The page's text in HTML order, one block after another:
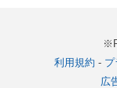
利用規約 -
広